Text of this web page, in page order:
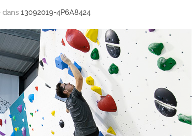
dans 13092019-4P6A8424